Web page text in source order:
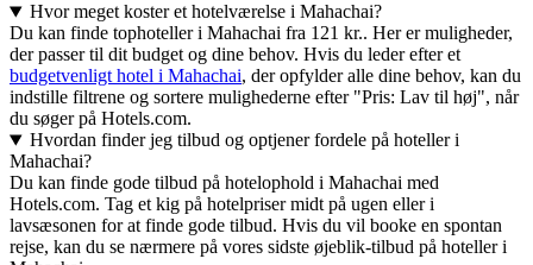
Hvor meget koster et hotelværelse i Mahachai?
Du kan finde tophoteller i Mahachai fra 121 kr.. Her er muligheder,
der passer til dit budget og dine behov. Hvis du leder efter et
budgetvenligt hotel i Mahachai, der opfylder alle dine behov, kan du
indstille filtrene og sortere mulighederne efter "Pris: Lav til høj", når
du søger på Hotels.com.
Hvordan finder jeg tilbud og optjener fordele på hoteller i
Mahachai?
Du kan finde gode tilbud på hotelophold i Mahachai med
Hotels.com. Tag et kig på hotelpriser midt på ugen eller i
lavsæsonen for at finde gode tilbud. Hvis du vil booke en spontan
rejse, kan du se nærmere på vores sidste øjeblik-tilbud på hoteller i